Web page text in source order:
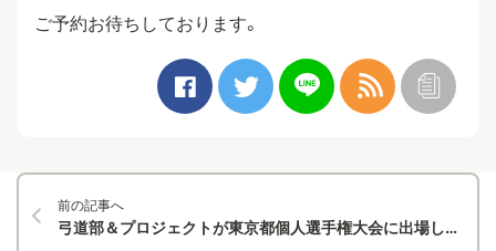
ご予約お待ちしております。
前の記事へ
弓道部＆プロジェクトが東京都個人選手権大会に出場しました